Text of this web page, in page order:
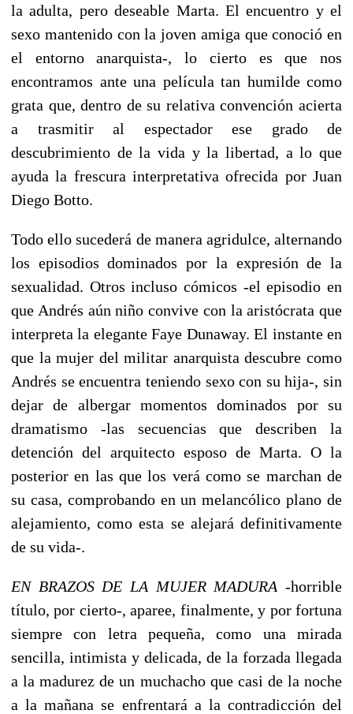
la adulta, pero deseable Marta. El encuentro y el
sexo mantenido con la joven amiga que conoció en
el entorno anarquista-, lo cierto es que nos
encontramos ante una película tan humilde como
grata que, dentro de su relativa convención acierta
a trasmitir al espectador ese grado de
descubrimiento de la vida y la libertad, a lo que
ayuda la frescura interpretativa ofrecida por Juan
Diego Botto.
Todo ello sucederá de manera agridulce, alternando
los episodios dominados por la expresión de la
sexualidad. Otros incluso cómicos -el episodio en
que Andrés aún niño convive con la aristócrata que
interpreta la elegante Faye Dunaway. El instante en
que la mujer del militar anarquista descubre como
Andrés se encuentra teniendo sexo con su hija-, sin
dejar de albergar momentos dominados por su
dramatismo -las secuencias que describen la
detención del arquitecto esposo de Marta. O la
posterior en las que los verá como se marchan de
su casa, comprobando en un melancólico plano de
alejamiento, como esta se alejará definitivamente
de su vida-.
EN BRAZOS DE LA MUJER MADURA -horrible
título, por cierto-, aparee, finalmente, y por fortuna
siempre con letra pequeña, como una mirada
sencilla, intimista y delicada, de la forzada llegada
a la madurez de un muchacho que casi de la noche
a la mañana se enfrentará a la contradicción del